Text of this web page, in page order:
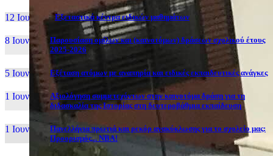
12 Ιουν, 26 Εξεταστικά κέντρα ειδικών μαθημάτων
8 Ιουν, 26
Παρουσίαση ομίλων και (καινοτόμων) δράσεων σχολικού έτους
2025-2026
5 Ιουν, 26 Εξέταση ατόμων με αναπηρία και ειδικές εκπαιδευτικές ανάγκες
1 Ιουν, 26
Αξιολόγηση συμμετεχόντων στην καινοτόμα δράση για τη
διδασκαλία της Ιστορίας στη δευτεροβάθμια εκπαίδευση
1 Ιουν, 26
Πανελλήνια πρωτιά και ρεκόρ ανακύκλωσης για το σχολείο μας:
Προορισμός... NBA!